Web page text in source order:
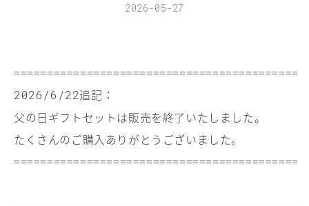
2026-05-27
===========================================
2026/6/22追記：
父の日ギフトセットは販売を終了いたしました。
たくさんのご購入ありがとうございました。
===========================================